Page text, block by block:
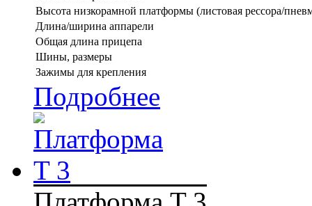
Высота низкорамной платформы (листовая рессора/
Длина/ширина аппарели
Общая длина прицепа
Шины, размеры
Зажимы для крепления
Подробнее